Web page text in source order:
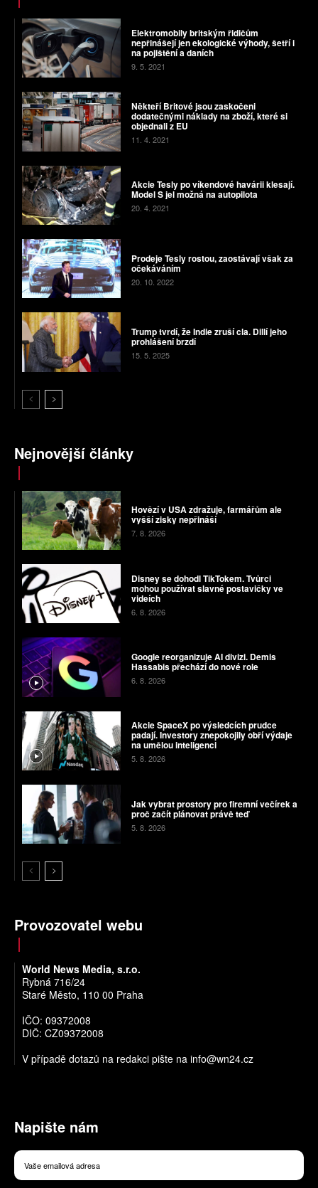
Elektromobily britským řidičům
nepřinášejí jen ekologické výhody, šetří i
na pojištění a daních
9. 5. 2021
Někteří Britové jsou zaskočeni
dodatečnými náklady na zboží, které si
objednali z EU
11. 4. 2021
Akcie Tesly po víkendové havárii klesají.
Model S jel možná na autopilota
20. 4. 2021
Prodeje Tesly rostou, zaostávají však za
očekáváním
20. 10. 2022
Trump tvrdí, že Indie zruší cla. Dillí jeho
prohlášení brzdí
15. 5. 2025
Nejnovější články
Hovězí v USA zdražuje, farmářům ale
vyšší zisky nepřináší
7. 8. 2026
Disney se dohodl TikTokem. Tvůrci
mohou používat slavné postavičky ve
videích
6. 8. 2026
Google reorganizuje AI divizi. Demis
Hassabis přechází do nové role
6. 8. 2026
Akcie SpaceX po výsledcích prudce
padají. Investory znepokojily obří výdaje
na umělou inteligenci
5. 8. 2026
Jak vybrat prostory pro firemní večírek a
proč začít plánovat právě teď
5. 8. 2026
Provozovatel webu
World News Media, s.r.o.
Rybná 716/24
Staré Město, 110 00 Praha
IČO: 09372008
DIČ: CZ09372008
V případě dotazů na redakci pište na info@wn24.cz
Napište nám